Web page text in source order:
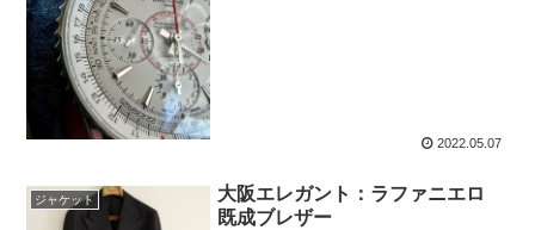
2022.05.07
ジャケット
大阪エレガント：ラファニエロ
既成ブレザー